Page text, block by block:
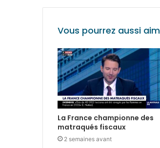
Vous pourrez aussi
La France championne des
matraqués fiscaux
2 semaines avant